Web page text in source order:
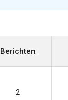
Berichten
2